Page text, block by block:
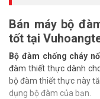
Bán máy bộ
tốt tại
Bộ đàm chống cháy
đàm thiết thực dành
bộ đàm thiết thực này
dụng bộ đàm của bạn.